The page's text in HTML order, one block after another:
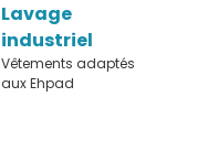
Lavage
industriel
Vêtements adaptés
aux Ehpad